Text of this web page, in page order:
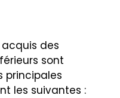
des
sont
principales
les suivantes :